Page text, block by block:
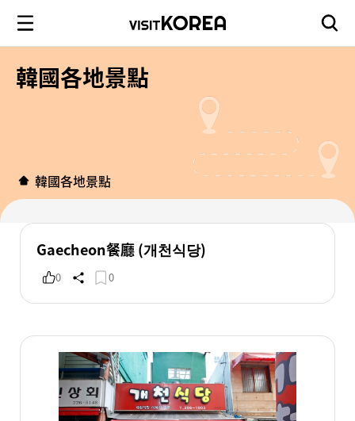
韓國各地景點
韓國各地景點
Gaecheon餐廳 (개천식당)
0 0